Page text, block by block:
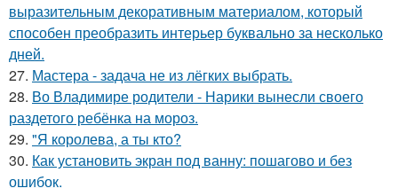
выразительным декоративным материалом, который
способен преобразить интерьер буквально за несколько
дней.
27. Мастера - задача не из лёгких выбрать.
28. Во Владимире родители - Нарики вынесли своего
раздетого ребёнка на мороз.
29. "Я королева, а ты кто?
30. Как установить экран под ванну: пошагово и без
ошибок.